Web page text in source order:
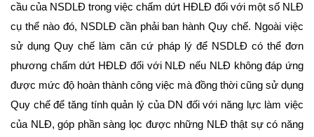
cầu của NSDLĐ trong việc chấm dứt HĐLĐ đối với một số NLĐ
cụ thể nào đó, NSDLĐ cần phải ban hành Quy chế. Ngoài việc
sử dụng Quy chế làm căn cứ pháp lý để NSDLĐ có thể đơn
phương chấm dứt HĐLĐ đối với NLĐ nếu NLĐ không đáp ứng
được mức độ hoàn thành công việc mà đồng thời cũng sử dụng
Quy chế để tăng tính quản lý của DN đối với năng lực làm việc
của NLĐ, góp phần sàng lọc được những NLĐ thật sự có năng